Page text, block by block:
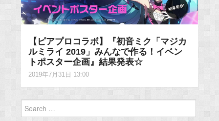
【ピアプロコラボ】『初音ミク「マジカ
ルミライ 2019」みんなで作る！イベン
トポスター企画』結果発表☆
2019年7月31日 13:00
Search
for: